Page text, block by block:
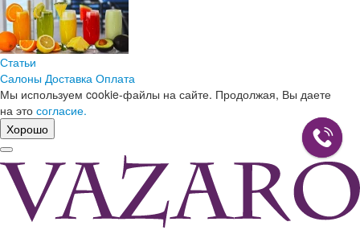
Статьи
Салоны Доставка Оплата
Мы используем cookie-файлы на сайте. Продолжая, Вы даете
на это согласие.
Хорошо